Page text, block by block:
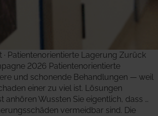
· Patientenorientierte Lagerung Zurück
2026 Patientenorientierte
und schonende Behandlungen — weil
einer zu viel ist. Lösungen
anhören Wussten Sie eigentlich, dass …
vermeidbar sind. Die